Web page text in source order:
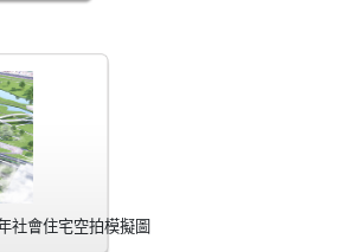
社會住宅空拍模擬圖